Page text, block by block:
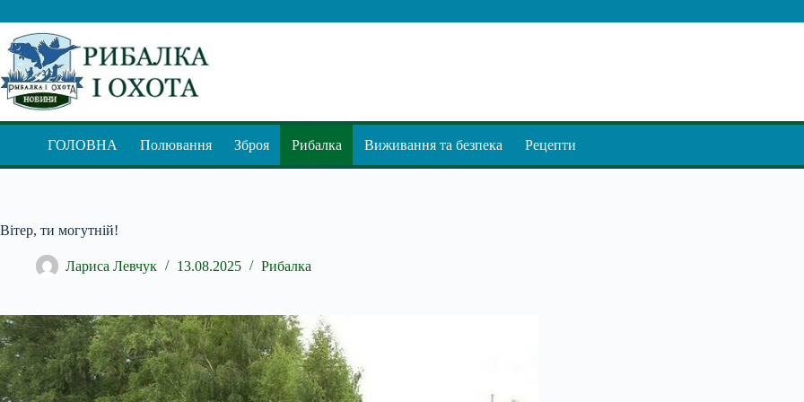
до
вмісту
ГОЛОВНА Полювання Зброя Рибалка Виживання та безпека Рецепти
Вітер, ти могутній!
Лариса Левчук 13.08.2025 Рибалка